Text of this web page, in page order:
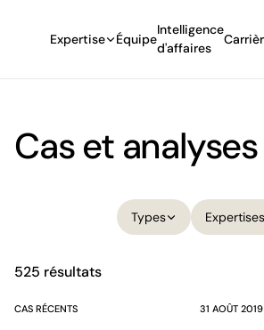
Expertise Équipe
Intelligence
d'affaires
Cas et analyses
Filtre dossiers. Les résultats se
Types
Types
Expertises
Expertises
525 résultats
CAS RÉCENTS 31 AOÛT 2019